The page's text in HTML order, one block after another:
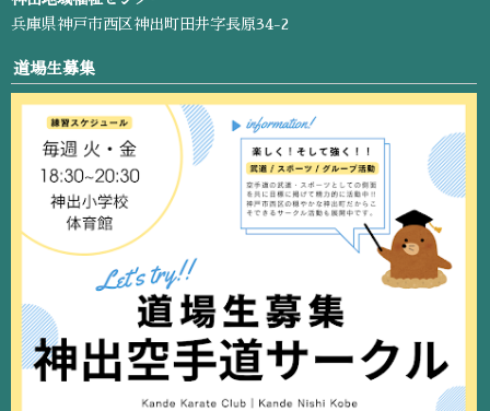
兵庫県神戸市西区神出町田井字長原34-2
道場生募集